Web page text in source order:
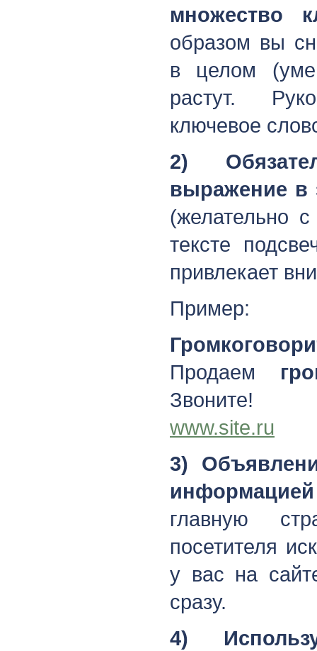
множество
образом вы
в целом
растут.
ключевое
2)
выражение в
(желательно
тексте
привлекает
Пример:
Продаем
Звоните!
www.site.ru
3)
главную
посетителя
у вас на
сразу.
4)